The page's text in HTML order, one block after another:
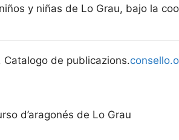
y niñas de Lo Grau, bajo la
Catalogo de publicazions.
d’aragonés de Lo Grau